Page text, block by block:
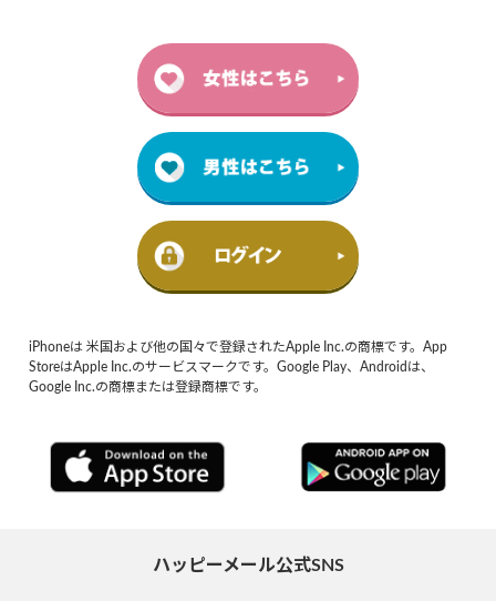
iPhoneは 米国および他の国々で登録されたApple Inc.の商標です。App
StoreはApple Inc.のサービスマークです。Google Play、Androidは、
Google Inc.の商標または登録商標です。
ハッピーメール公式SNS